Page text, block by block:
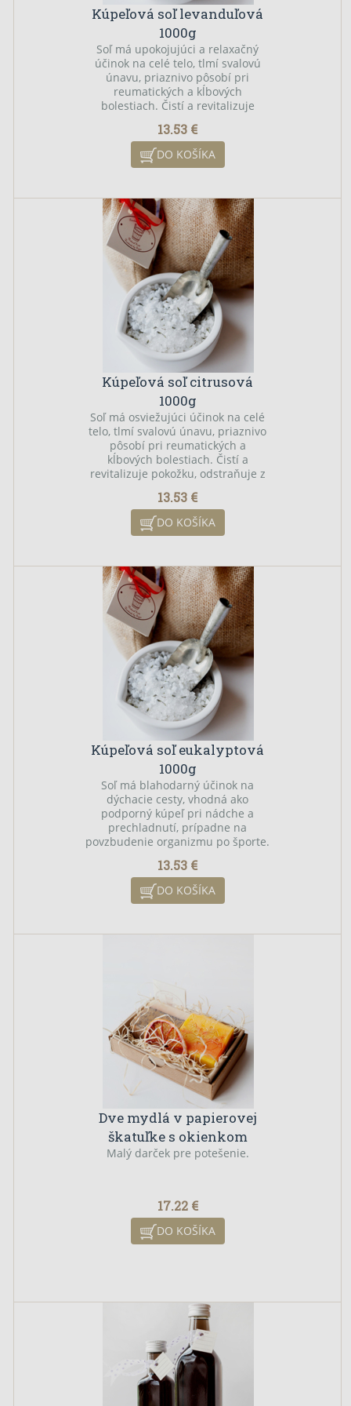
Kúpeľová soľ levanduľová
1000g
Soľ má upokojujúci a relaxačný
účinok na celé telo, tlmí svalovú
únavu, priaznivo pôsobí pri
reumatických a kĺbových
bolestiach. Čistí a revitalizuje
látky a napomáha pri odstraňovaní
kožných problémov, akné a
psoriázy. Kožné bunky obohatené
vďaka čomu je následne pokožka
svieža a pružná. Levanduľová silica
pôsobí upokojujúco.
13.53 €
DO KOŠÍKA
Kúpeľová soľ citrusová
1000g
Soľ má osviežujúci účinok na celé
telo, tlmí svalovú únavu, priaznivo
pôsobí pri reumatických a
kĺbových bolestiach. Čistí a
revitalizuje pokožku, odstraňuje z
odstraňovaní kožných problémov,
akné a psoriázy. Kožné bunky
obohatené o minerálne látky majú
pokožka svieža a pružná. Citrusové
silice pôsobia na navodenie dobrej
nálady, protidepresívne.
13.53 €
DO KOŠÍKA
Kúpeľová soľ eukalyptová
1000g
Soľ má blahodarný účinok na
dýchacie cesty, vhodná ako
podporný kúpeľ pri nádche a
prechladnutí, prípadne na
povzbudenie organizmu po športe.
odstraňuje z nej škodlivé látky a
napomáha pri odstraňovaní
kožných problémov, akné a
13.53 €
DO KOŠÍKA
Dve mydlá v papierovej
škatuľke s okienkom
Malý darček pre potešenie.
17.22 €
DO KOŠÍKA